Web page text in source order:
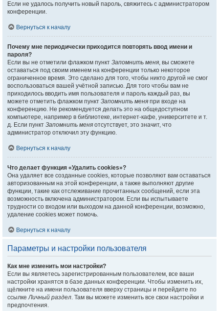
Если не удалось получить новый пароль, свяжитесь с администратором
конференции.
Вернуться к началу
Почему мне периодически приходится повторять ввод имени и
пароля?
Если вы не отметили флажком пункт Запомнить меня, вы сможете
оставаться под своим именем на конференции только некоторое
ограниченное время. Это сделано для того, чтобы никто другой не смог
воспользоваться вашей учётной записью. Для того чтобы вам не
приходилось вводить имя пользователя и пароль каждый раз, вы
можете отметить флажком пункт Запомнить меня при входе на
конференцию. Не рекомендуется делать это на общедоступном
компьютере, например в библиотеке, интернет-кафе, университете и т.
д. Если пункт Запомнить меня отсутствует, это значит, что
администратор отключил эту функцию.
Вернуться к началу
Что делает функция «Удалить cookies»?
Она удаляет все созданные cookies, которые позволяют вам оставаться
авторизованным на этой конференции, а также выполняют другие
функции, такие как отслеживание прочитанных сообщений, если эта
возможность включена администратором. Если вы испытываете
трудности со входом или выходом на данной конференции, возможно,
удаление cookies может помочь.
Вернуться к началу
Параметры и настройки пользователя
Как мне изменить мои настройки?
Если вы являетесь зарегистрированным пользователем, все ваши
настройки хранятся в базе данных конференции. Чтобы изменить их,
щёлкните на имени пользователя вверху страницы и перейдите по
ссылкеЛичный раздел. Там вы можете изменить все свои настройки и
предпочтения.